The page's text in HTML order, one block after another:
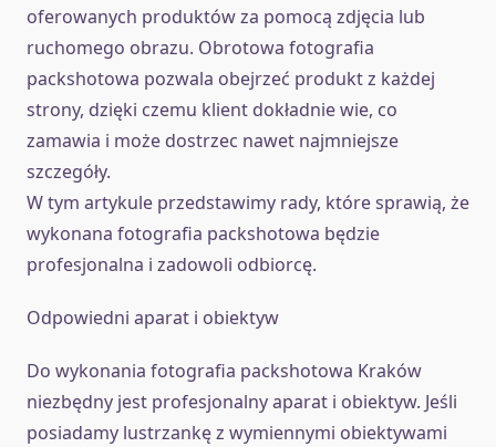
oferowanych produktów za pomocą zdjęcia lub
ruchomego obrazu. Obrotowa fotografia
packshotowa pozwala obejrzeć produkt z każdej
strony, dzięki czemu klient dokładnie wie, co
zamawia i może dostrzec nawet najmniejsze
szczegóły.
W tym artykule przedstawimy rady, które sprawią, że
wykonana fotografia packshotowa będzie
profesjonalna i zadowoli odbiorcę.
Odpowiedni aparat i obiektyw
Do wykonania fotografia packshotowa Kraków
niezbędny jest profesjonalny aparat i obiektyw. Jeśli
posiadamy lustrzankę z wymiennymi obiektywami